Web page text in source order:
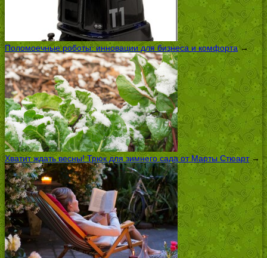
Поломоечные роботы: инновации для бизнеса и комфорта→
Хватит ждать весны! Трюк для зимнего сада от Марты Стюарт→